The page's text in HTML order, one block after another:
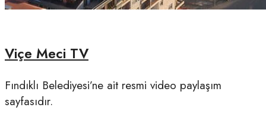
Viçe Meci TV
Fındıklı Belediyesi’ne ait resmi video paylaşım
sayfasıdır.